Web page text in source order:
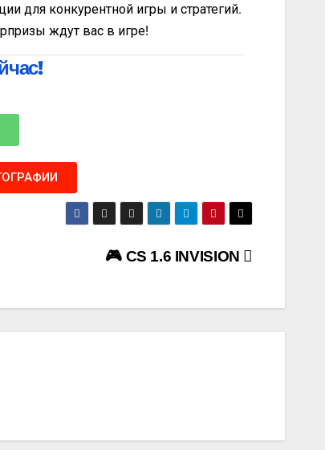
для конкурентной игры и стратегий.
ждут вас в игре!
🎮 CS 1.6 INVISION